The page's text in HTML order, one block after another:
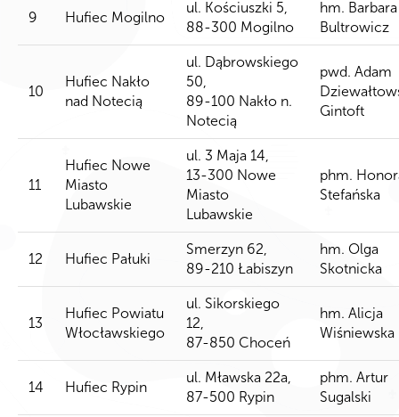
9 Hufiec Mogilno
ul. Kościuszki 5,
88-300 Mogilno
hm. Barbara
Bultrowicz
10
Hufiec Nakło
nad Notecią
ul. Dąbrowskiego
50,
89-100 Nakło n.
Notecią
pwd. Adam
Gintoft
11
Hufiec Nowe
Miasto
Lubawskie
ul. 3 Maja 14,
13-300 Nowe
Miasto
Lubawskie
phm.
Stefańska
12 Hufiec Pałuki
Smerzyn 62,
89-210 Łabiszyn
hm. Olga
Skotnicka
13
Hufiec Powiatu
Włocławskiego
ul. Sikorskiego
12,
87-850 Choceń
hm. Alicja
Wiśniewska
14 Hufiec Rypin
ul. Mławska 22a,
87-500 Rypin
phm. Artur
Sugalski